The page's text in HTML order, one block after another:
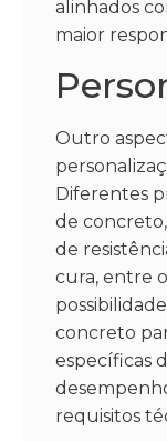
alinhados
maior
Outro
Diferentes
de
de
cura, entre
concreto
específicas
requisitos